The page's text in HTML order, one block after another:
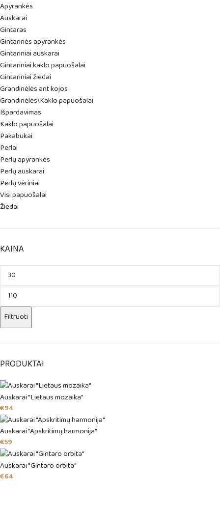
Apyrankės
Auskarai
Gintaras
Gintarinės apyrankės
Gintariniai auskarai
Gintariniai kaklo papuošalai
Gintariniai žiedai
Grandinėlės ant kojos
Grandinėlės\Kaklo papuošalai
Išpardavimas
Kaklo papuošalai
Pakabukai
Perlai
Perlų apyrankės
Perlų auskarai
Perlų vėriniai
Visi papuošalai
Žiedai
KAINA
Filtruoti
PRODUKTAI
Auskarai "Lietaus mozaika"
€94
Auskarai "Apskritimų harmonija"
€59
Auskarai "Gintaro orbita"
€64